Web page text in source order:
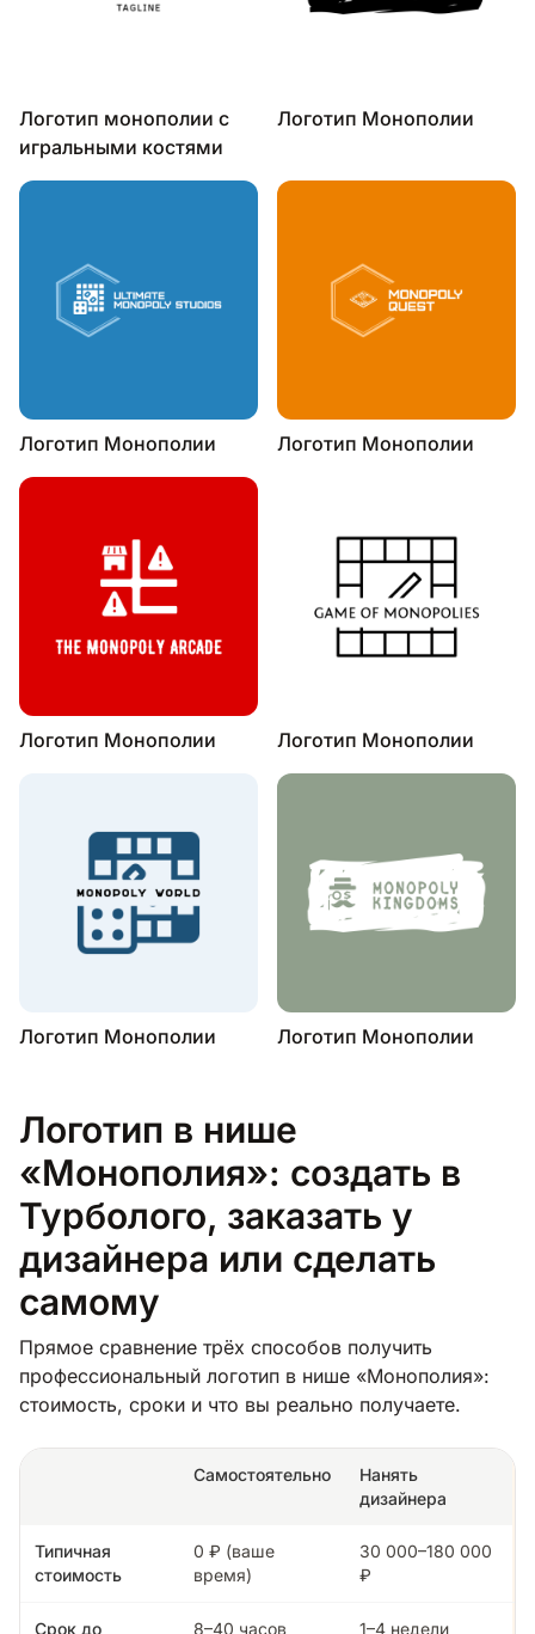
Логотип монополии с
игральными костями
Логотип Монополии
Логотип Монополии Логотип Монополии
Логотип Монополии Логотип Монополии
Логотип Монополии Логотип Монополии
Логотип в нише
«Монополия»: создать в
Турболого, заказать у
дизайнера или сделать
самому
Прямое сравнение трёх способов получить
профессиональный логотип в нише «Монополия»:
стоимость, сроки и что вы реально получаете.
Самостоятельно
Нанять
дизайнера
Типичная
стоимость
0 ₽ (ваше
время)
30 000–180 000
₽
Срок до 8–40 часов 1–4 недели